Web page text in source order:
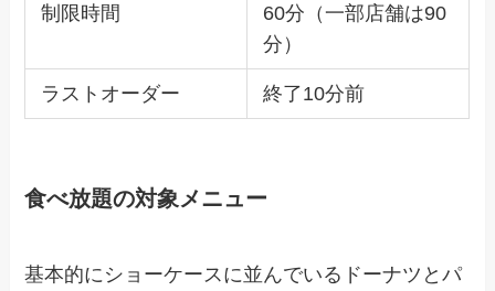
制限時間
60分（一部店舗は90
分）
ラストオーダー 終了10分前
食べ放題の対象メニュー
基本的にショーケースに並んでいるドーナツとパ